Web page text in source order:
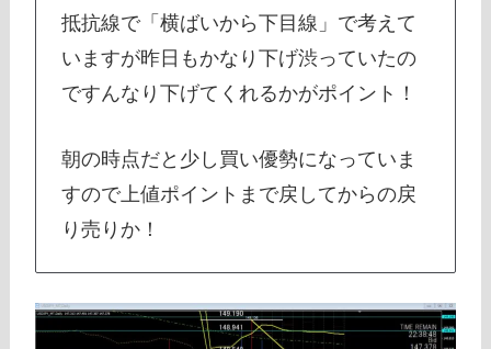
抵抗線で「横ばいから下目線」で考えて
いますが昨日もかなり下げ渋っていたの
ですんなり下げてくれるかがポイント！
朝の時点だと少し買い優勢になっていま
すので上値ポイントまで戻してからの戻
り売りか！